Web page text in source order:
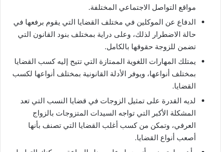
مواقع التواصل الاجتماعي المختلفة.
الدفاع عن الموكلين في مختلف القضايا التي يقوم برفعها في
حالة الاضطرار لذلك، وعلى دراية بمختلف بنود القانون التي
تضمن للزوجة حقوقها بالكامل.
يمتلك المهارات اللغوية الممتازة التي تتيح إليه كسب القضايا
بمختلف أنواعها، ويوفر الأدلة القانونية بمختلف أنواعها لكسب
القضايا.
لديه القدرة على تمثيل الزوجات في قضايا النسب التي تعد
المشكلة الأكبر التي تواجه السيدات المتزوجات بالزواج
العرفي، وتمكن من كسب أغلب القضايا التي تصنف بأنها
أصعب أنواع القضايا.